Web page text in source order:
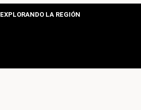
EXPLORANDO LA REGIÓN